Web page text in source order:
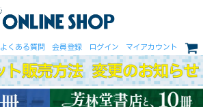
よくある質問 会員登録 ログイン マイアカウント